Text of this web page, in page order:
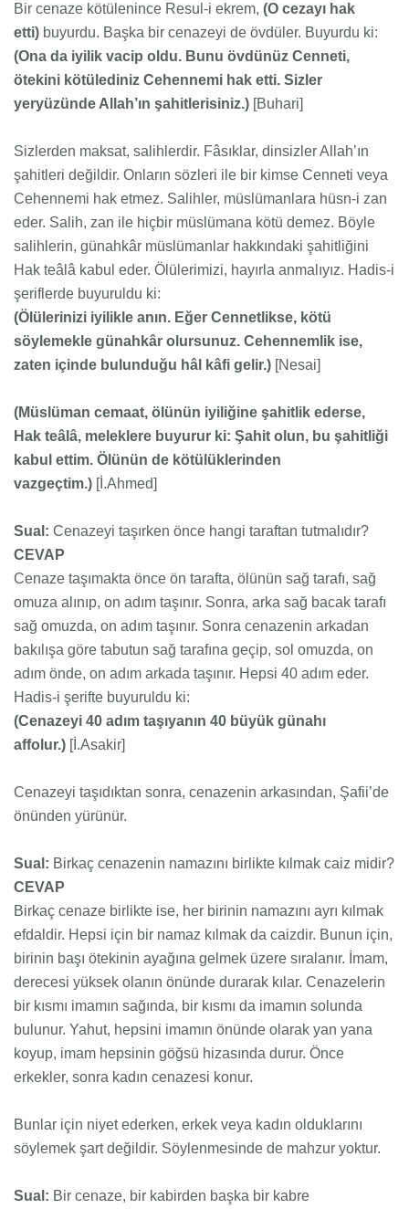
Bir cenaze kötülenince Resul-i ekrem, (O cezayı hak
etti) buyurdu. Başka bir cenazeyi de övdüler. Buyurdu ki:
(Ona da iyilik vacip oldu. Bunu övdünüz Cenneti,
ötekini kötülediniz Cehennemi hak etti. Sizler
yeryüzünde Allah’ın şahitlerisiniz.) [Buhari]
Sizlerden maksat, salihlerdir. Fâsıklar, dinsizler Allah’ın
şahitleri değildir. Onların sözleri ile bir kimse Cenneti veya
Cehennemi hak etmez. Salihler, müslümanlara hüsn-i zan
eder. Salih, zan ile hiçbir müslümana kötü demez. Böyle
salihlerin, günahkâr müslümanlar hakkındaki şahitliğini
Hak teâlâ kabul eder. Ölülerimizi, hayırla anmalıyız. Hadis-i
şeriflerde buyuruldu ki:
(Ölülerinizi iyilikle anın. Eğer Cennetlikse, kötü
söylemekle günahkâr olursunuz. Cehennemlik ise,
zaten içinde bulunduğu hâl kâfi gelir.) [Nesai]
(Müslüman cemaat, ölünün iyiliğine şahitlik ederse,
Hak teâlâ, meleklere buyurur ki: Şahit olun, bu şahitliği
kabul ettim. Ölünün de kötülüklerinden
vazgeçtim.) [İ.Ahmed]
Sual: Cenazeyi taşırken önce hangi taraftan tutmalıdır?
CEVAP
Cenaze taşımakta önce ön tarafta, ölünün sağ tarafı, sağ
omuza alınıp, on adım taşınır. Sonra, arka sağ bacak tarafı
sağ omuzda, on adım taşınır. Sonra cenazenin arkadan
bakılışa göre tabutun sağ tarafına geçip, sol omuzda, on
adım önde, on adım arkada taşınır. Hepsi 40 adım eder.
Hadis-i şerifte buyuruldu ki:
(Cenazeyi 40 adım taşıyanın 40 büyük günahı
affolur.) [İ.Asakir]
Cenazeyi taşıdıktan sonra, cenazenin arkasından, Şafii’de
önünden yürünür.
Sual: Birkaç cenazenin namazını birlikte kılmak caiz midir?
CEVAP
Birkaç cenaze birlikte ise, her birinin namazını ayrı kılmak
efdaldir. Hepsi için bir namaz kılmak da caizdir. Bunun için,
birinin başı ötekinin ayağına gelmek üzere sıralanır. İmam,
derecesi yüksek olanın önünde durarak kılar. Cenazelerin
bir kısmı imamın sağında, bir kısmı da imamın solunda
bulunur. Yahut, hepsini imamın önünde olarak yan yana
koyup, imam hepsinin göğsü hizasında durur. Önce
erkekler, sonra kadın cenazesi konur.
Bunlar için niyet ederken, erkek veya kadın olduklarını
söylemek şart değildir. Söylenmesinde de mahzur yoktur.
Sual: Bir cenaze, bir kabirden başka bir kabre